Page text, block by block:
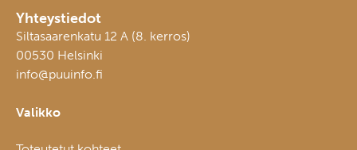
Yhteystiedot
Siltasaarenkatu 12 A (8. kerros)
00530 Helsinki
info@puuinfo.fi
Valikko